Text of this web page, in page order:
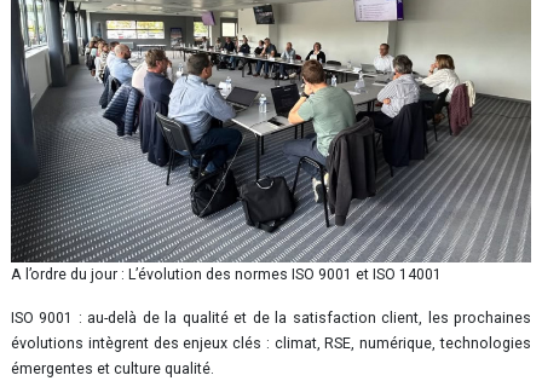
A l’ordre du jour : L’évolution des normes ISO 9001 et ISO 14001
ISO 9001 : au-delà de la qualité et de la satisfaction client, les prochaines
évolutions intègrent des enjeux clés : climat, RSE, numérique, technologies
émergentes et culture qualité.